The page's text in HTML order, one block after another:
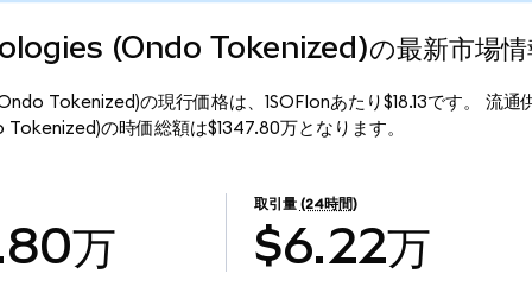
(Ondo Tokenized)の最新市場情
Tokenized)の現行価格は、1SOFIonあたり$18.13です。 流通
の時価総額は$1347.80万となります。
万
取引量 (24時間)
$6.22万